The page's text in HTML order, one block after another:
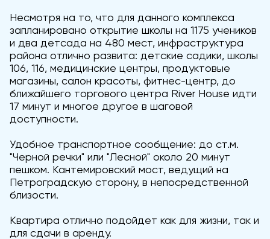
Несмотря на то, что для данного комплекса
запланировано открытие школы на 1175 учеников
и два детсада на 480 мест, инфраструктура
района отлично развита: детские садики, школы
106, 116, медицинские центры, продуктовые
магазины, салон красоты, фитнес-центр, до
ближайшего торгового центра River House идти
17 минут и многое другое в шаговой
доступности.
Удобное транспортное сообщение: до ст.м.
"Черной речки" или "Лесной" около 20 минут
пешком. Кантемировский мост, ведущий на
Петроградскую сторону, в непосредственной
близости.
Квартира отлично подойдет как для жизни, так и
для сдачи в аренду.